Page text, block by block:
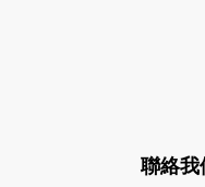
聯絡我